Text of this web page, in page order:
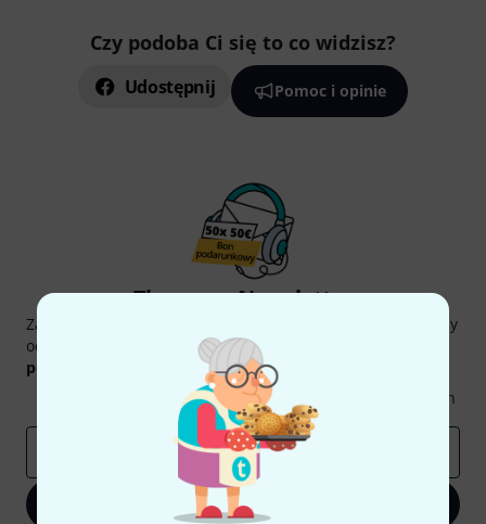
Czy podoba Ci się to co widzisz?
Udostępnij Pomoc i opinie
Thomann Newsletter
Zapisz się do Thomann Newsletter w języku polskim, a przy
odrobinie szczęścia możesz wygrać jeden z
podarunkowych
50 €!
Oferty Spostrzeżenia Thomann
Zapisz się teraz